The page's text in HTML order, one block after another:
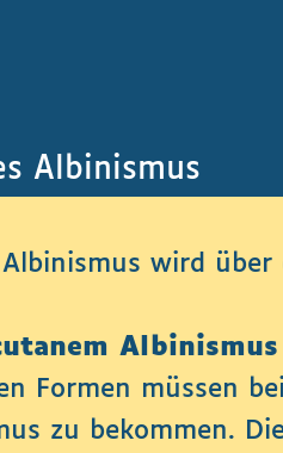
Albinismus
wird
Albinismus
Formen müssen
zu bekommen.